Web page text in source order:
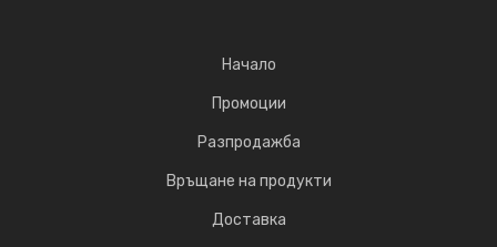
Начало
Промоции
Разпродажба
Връщане на продукти
Доставка